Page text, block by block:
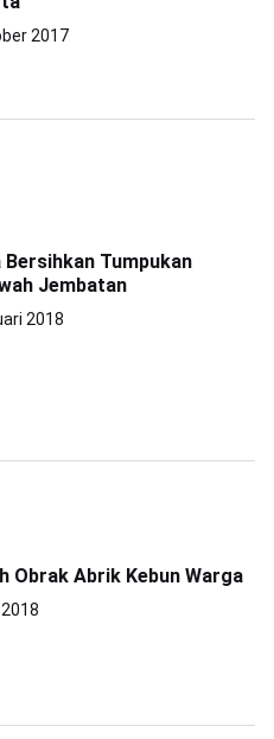
2017
Bersihkan Tumpukan
Jembatan
2018
Obrak Abrik Kebun Warga